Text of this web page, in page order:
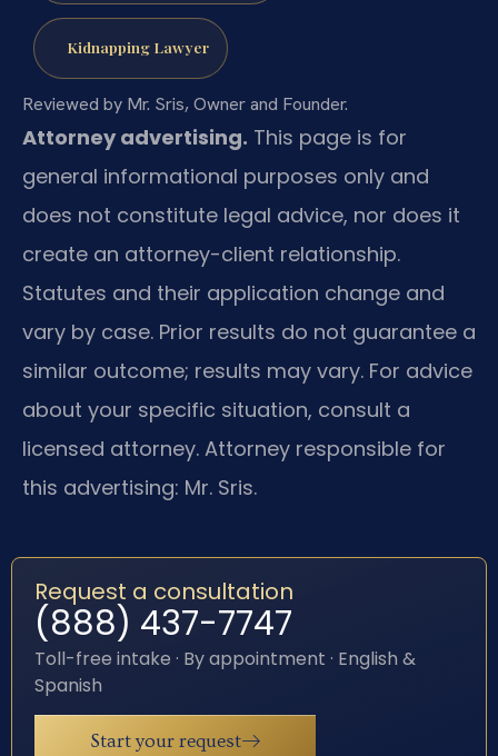
Kidnapping Lawyer
Reviewed by Mr. Sris, Owner and Founder.
Attorney advertising. This page is for
general informational purposes only and
does not constitute legal advice, nor does it
create an attorney-client relationship.
Statutes and their application change and
vary by case. Prior results do not guarantee a
similar outcome; results may vary. For advice
about your specific situation, consult a
licensed attorney. Attorney responsible for
this advertising: Mr. Sris.
Request a consultation
(888) 437-7747
Toll-free intake · By appointment · English &
Spanish
Start your request